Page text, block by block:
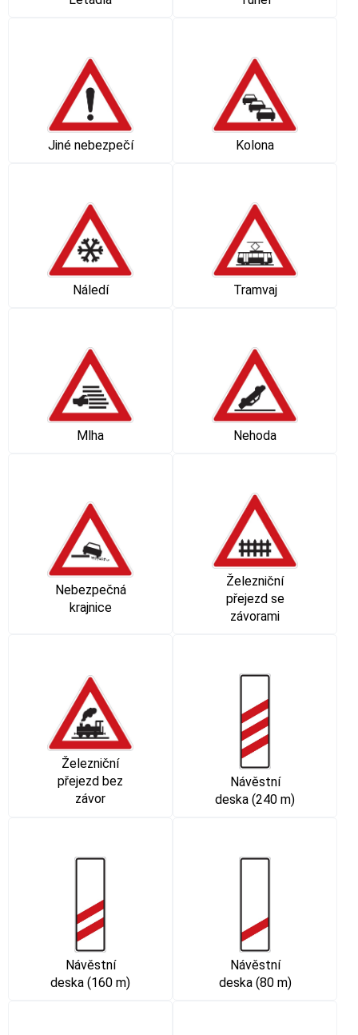
Jiné nebezpečí Kolona
Náledí Tramvaj
Mlha Nehoda
Nebezpečná
krajnice
Železniční
přejezd se
závorami
Železniční
přejezd bez
závor
Návěstní
deska (240 m)
Návěstní
deska (160 m)
Návěstní
deska (80 m)